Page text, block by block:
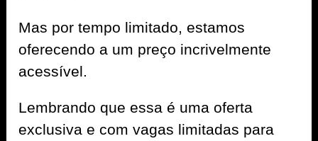
Mas por tempo limitado, estamos
oferecendo a um preço incrivelmente
acessível.
Lembrando que essa é uma oferta
exclusiva e com vagas limitadas para